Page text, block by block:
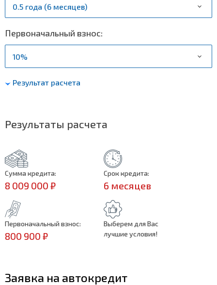
Первоначальный взнос:
Результат расчета
Результаты расчета
Сумма кредита:
8 009 000 ₽
Срок кредита:
6 месяцев
Первоначальный взнос:
800 900 ₽
Выберем для Вас
лучшие условия!
Заявка на автокредит